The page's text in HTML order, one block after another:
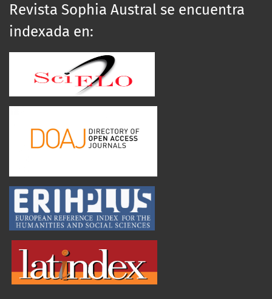
Revista Sophia Austral se encuentra
indexada en: